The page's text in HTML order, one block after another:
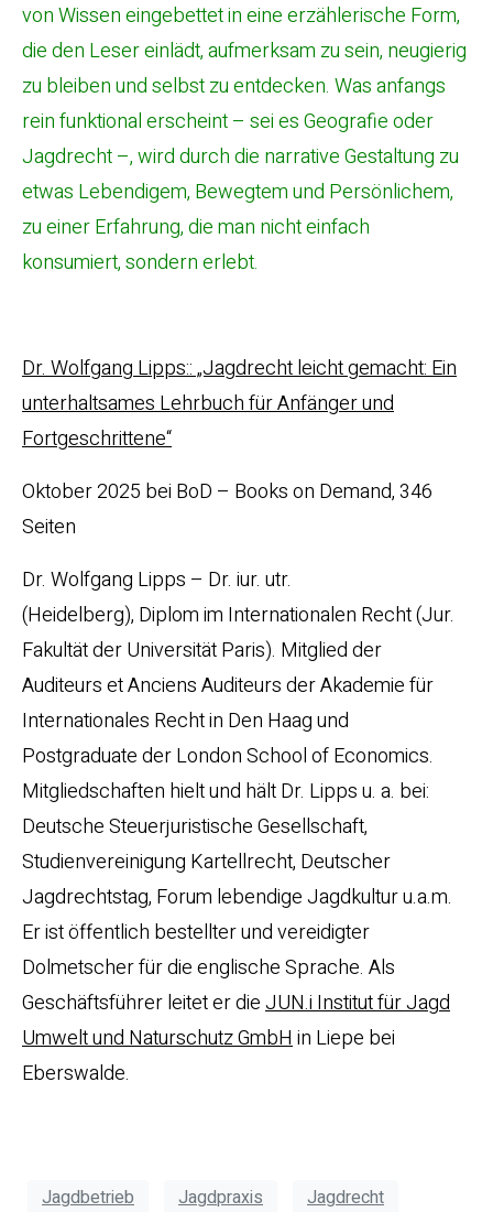
von Wissen eingebettet in eine erzählerische Form,
die den Leser einlädt, aufmerksam zu sein, neugierig
zu bleiben und selbst zu entdecken. Was anfangs
rein funktional erscheint – sei es Geografie oder
Jagdrecht –, wird durch die narrative Gestaltung zu
etwas Lebendigem, Bewegtem und Persönlichem,
zu einer Erfahrung, die man nicht einfach
konsumiert, sondern erlebt.
Dr. Wolfgang Lipps:: „Jagdrecht leicht gemacht: Ein
unterhaltsames Lehrbuch für Anfänger und
Fortgeschrittene“
Oktober 2025 bei BoD – Books on Demand, 346
Seiten
Dr. Wolfgang Lipps – Dr. iur. utr.
(Heidelberg), Diplom im Internationalen Recht (Jur.
Fakultät der Universität Paris). Mitglied der
Auditeurs et Anciens Auditeurs der Akademie für
Internationales Recht in Den Haag und
Postgraduate der London School of Economics.
Mitgliedschaften hielt und hält Dr. Lipps u. a. bei:
Deutsche Steuerjuristische Gesellschaft,
Studienvereinigung Kartellrecht, Deutscher
Jagdrechtstag, Forum lebendige Jagdkultur u.a.m.
Er ist öffentlich bestellter und vereidigter
Dolmetscher für die englische Sprache. Als
Geschäftsführer leitet er dieJUN.i Institut für Jagd
Umwelt und Naturschutz GmbHin Liepe bei
Eberswalde.
Jagdbetrieb Jagdpraxis
Jagdrecht